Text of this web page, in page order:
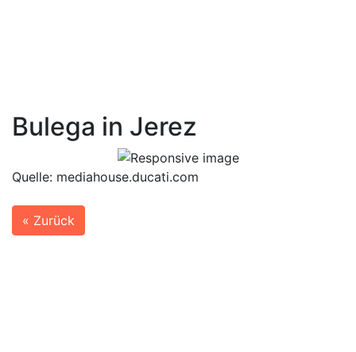
Bulega in Jerez
Quelle: mediahouse.ducati.com
« Zurück